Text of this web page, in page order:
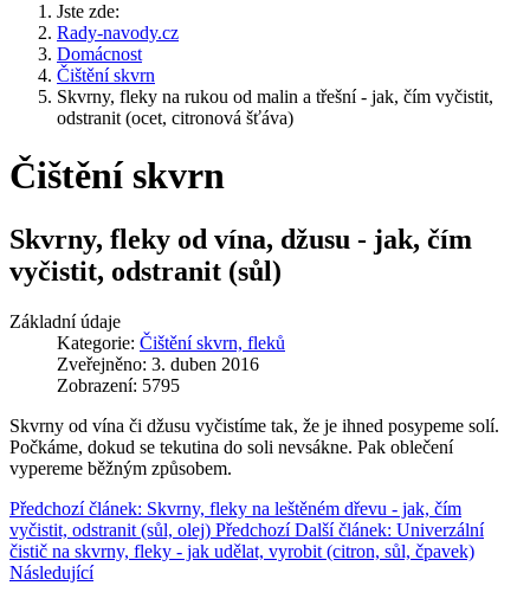
Jste zde:
Rady-navody.cz
Domácnost
Čištění skvrn
Skvrny, fleky na rukou od malin a třešní - jak, čím vyčistit,
odstranit (ocet, citronová šťáva)
Čištění skvrn
Skvrny, fleky od vína, džusu - jak, čím
vyčistit, odstranit (sůl)
Základní údaje
Kategorie: Čištění skvrn, fleků
Zveřejněno: 3. duben 2016
Zobrazení: 5795
Skvrny od vína či džusu vyčistíme tak, že je ihned posypeme solí.
Počkáme, dokud se tekutina do soli nevsákne. Pak oblečení
vypereme běžným způsobem.
Předchozí článek: Skvrny, fleky na leštěném dřevu - jak, čím
vyčistit, odstranit (sůl, olej) Předchozí Další článek: Univerzální
čistič na skvrny, fleky - jak udělat, vyrobit (citron, sůl, čpavek)
Následující